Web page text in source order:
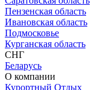
Пензенская область
Ивановская область
Подмосковье
Курганская область
СНГ
Беларусь
О компании
Курортный Отдых